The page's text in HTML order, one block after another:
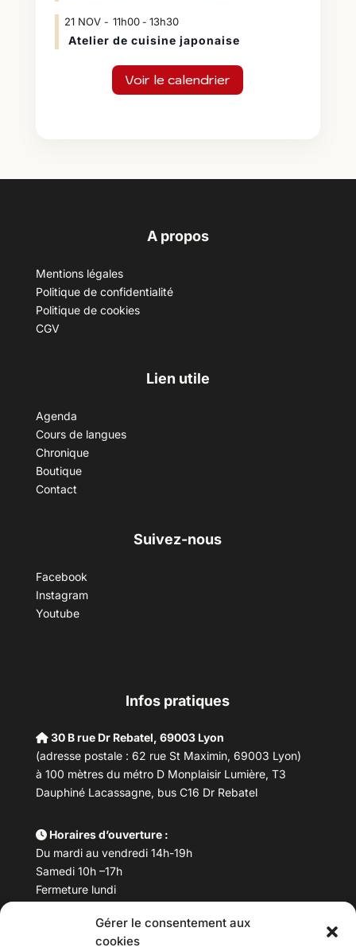
Gérer le consentement aux
cookies
21 NOV 11h00- 13h30
Atelier de cuisine japonaise
Voir le calendrier
A propos
Mentions légales
Politique de confidentialité
Politique de cookies
CGV
Lien utile
Agenda
Cours de langues
Chronique
Boutique
Contact
Suivez-nous
Facebook
Instagram
Youtube
Infos pratiques
30 B rue Dr Rebatel, 69003 Lyon
(adresse postale : 62 rue St Maximin, 69003 Lyon)
à 100 mètres du métro D Monplaisir Lumière, T3
Dauphiné Lacassagne, bus C16 Dr Rebatel
Horaires d’ouverture :
Du mardi au vendredi 14h-19h
Samedi 10h –17h
Fermeture lundi
Téléphone : 04 78 53 06 40